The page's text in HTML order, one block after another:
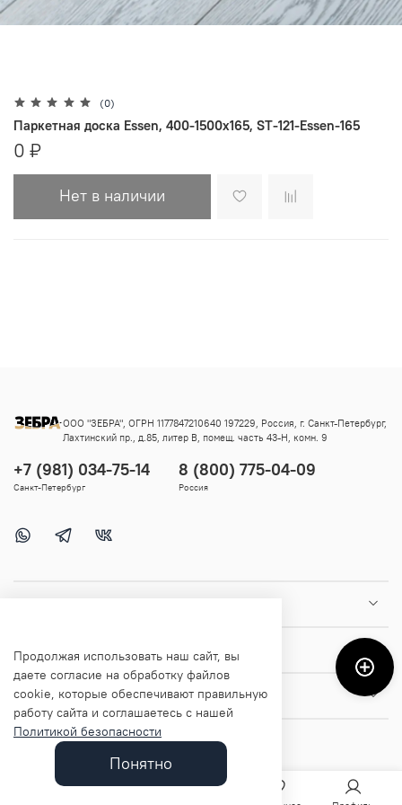
(0)
Паркетная доска Essen, 400-1500х165, ST-121-Essen-165
0 ₽
Нет в наличии
Помощь и информация
О магазине
+7 (981) 034-75-14
Санкт-Петербург
8 (800) 775-04-09
Россия
ООО "ЗЕБРА", ОГРН 1177847210640 197229, Россия, г. Санкт-Петербург,
Лахтинский пр., д.85, литер В, помещ. часть 43-Н, комн. 9
Продолжая использовать наш сайт, вы
даете согласие на обработку файлов
cookie, которые обеспечивают правильную
работу сайта и соглашаетесь с нашей
Политикой безопасности
Понятно